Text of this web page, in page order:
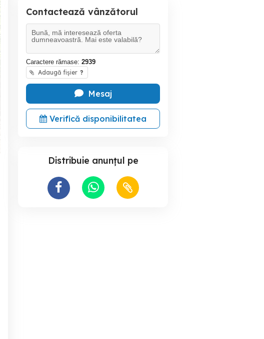
Contactează vânzătorul
Caractere rămase: 2939
Adaugă fișier ?
Mesaj
Verifică disponibilitatea
Distribuie anunțul pe